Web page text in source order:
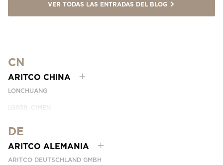
VER TODAS LAS ENTRADAS DEL BLOG
CN
ARITCO CHINA
LONCHUANG
LG059, CIMEN
SHANGHAI, CHINA
EMAIL:INFO.CHINA@ARITCO.COM
NÚMERO DE TELÉFONO: +86 400 6233 121
CONTÁCTANOS
DE
ARITCO ALEMANIA
ARITCO DEUTSCHLAND GMBH